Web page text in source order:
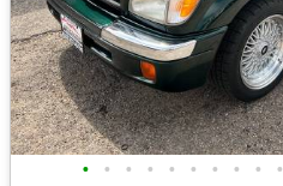
• • • • • • • • • •